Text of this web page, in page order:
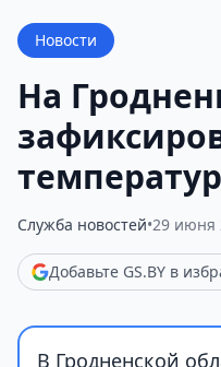
Новости
На
Служба новостей•29 июня
Добавьте GS.BY в
В Гродненской